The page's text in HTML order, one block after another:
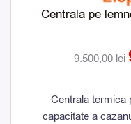
Centrala pe
9.500,00lei
Centrala termica
capacitate a